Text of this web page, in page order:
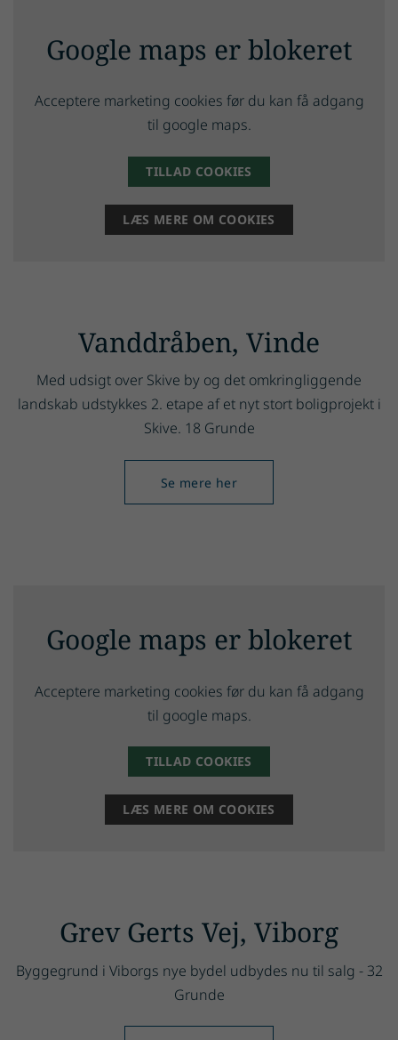
Google maps er blokeret
Acceptere marketing cookies før du kan få adgang
til google maps.
TILLAD COOKIES
LÆS MERE OM COOKIES
Vanddråben, Vinde
Med udsigt over Skive by og det om­kring­lig­gen­de
landskab udstykkes 2. etape af et nyt stort boligprojekt i
Skive. 18 Grunde
Se mere her
Google maps er blokeret
Acceptere marketing cookies før du kan få adgang
til google maps.
TILLAD COOKIES
LÆS MERE OM COOKIES
Grev Gerts Vej, Viborg
Byggegrund i Viborgs nye bydel udbydes nu til salg - 32
Grunde